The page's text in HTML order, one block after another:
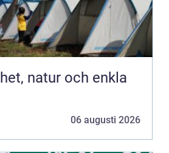
06 augusti 2026